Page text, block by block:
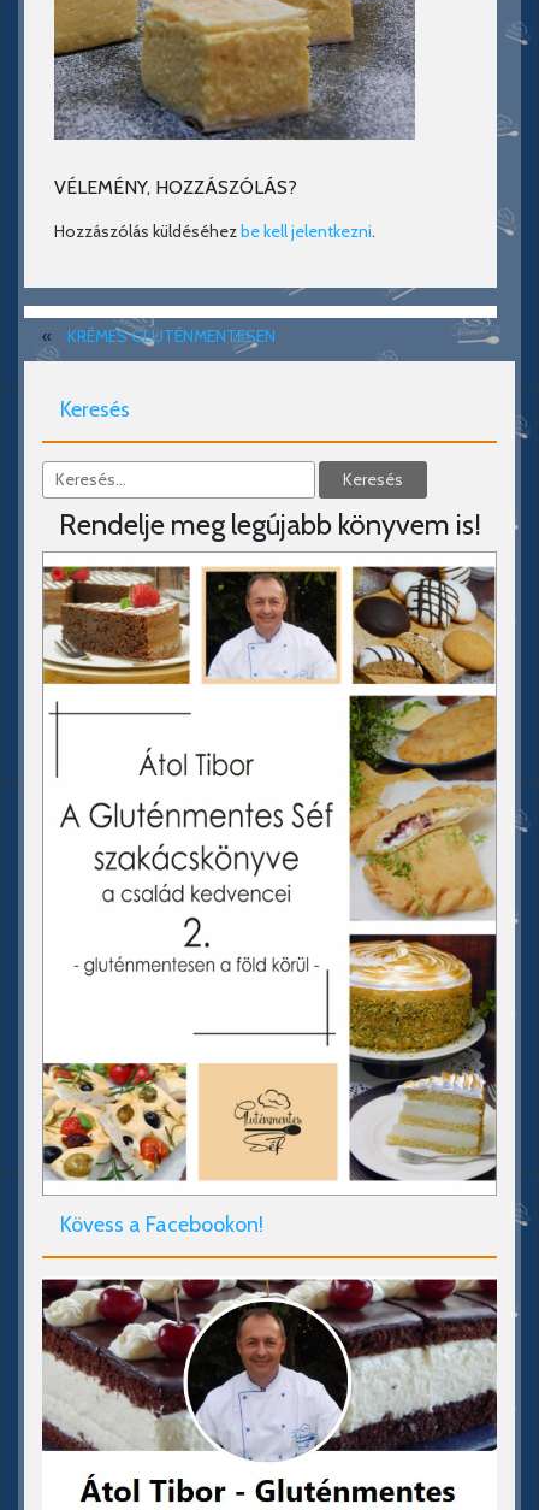
VÉLEMÉNY, HOZZÁSZÓLÁS?
Hozzászólás küldéséhezbe kell jelentkezni.
« KRÉMES GLUTÉNMENTESEN
Keresés
Rendelje meg legújabb könyvem is!
Kövess a Facebookon!